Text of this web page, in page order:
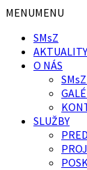
Preskočiť
obsah
Preskočiť
pätičku
MENUMENU
SMsZ
AKTUALITY
O NÁS
SLUŽBY